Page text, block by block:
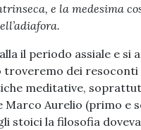
, e la medesima
il periodo assiale e si
troveremo dei
meditative,
Marco Aurelio (primo e
stoici la filosofia